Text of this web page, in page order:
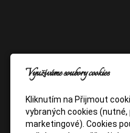
Využíváme soubory cookies
Kliknutím na Přijmout
vybraných cookies
marketingové). Cookies